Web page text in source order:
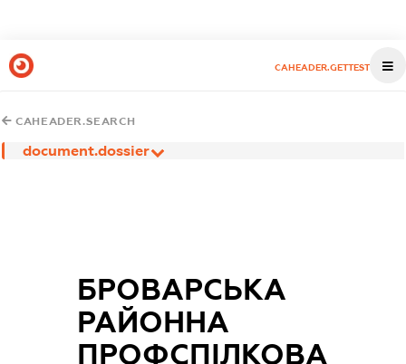
CAHEADER.GETTEST
CAHEADER.SEARCH
document.dossier
БРОВАРСЬКА
РАЙОННА
ПРОФСПІЛКОВА